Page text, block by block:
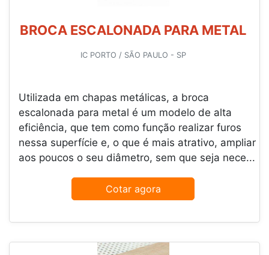
BROCA ESCALONADA PARA METAL
IC PORTO / SÃO PAULO - SP
Utilizada em chapas metálicas, a broca
escalonada para metal é um modelo de alta
eficiência, que tem como função realizar furos
nessa superfície e, o que é mais atrativo, ampliar
aos poucos o seu diâmetro, sem que seja nece...
Cotar agora